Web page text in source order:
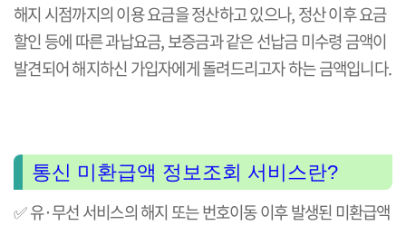
해지 시점까지의 이용 요금을 정산하고 있으나, 정산 이후 요금
할인 등에 따른 과납요금, 보증금과 같은 선납금 미수령 금액이
발견되어 해지하신 가입자에게 돌려드리고자 하는 금액입니다.
통신 미환급액 정보조회 서비스란?
✅ 유·무선 서비스의 해지 또는 번호이동 이후 발생된 미환급액